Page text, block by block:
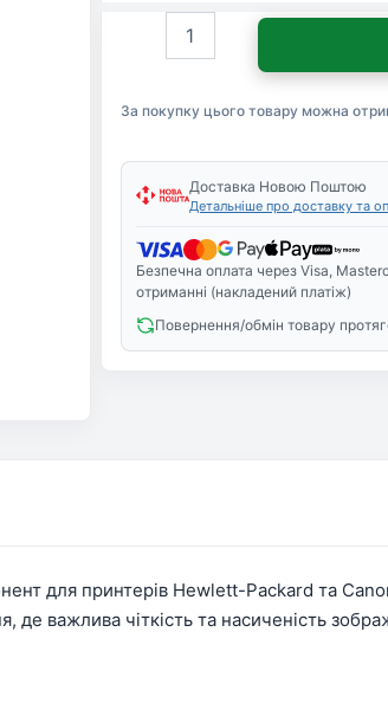
За покупку цього товару можна
LJ1160/1320/P2015
(DAD-
кількість
Доставка Новою Поштою
Детальніше про доставку та
Безпечна оплата через Visa,
отриманні (накладений платіж)
Повернення/обмін товару
для принтерів Hewlett-Packard та
де важлива чіткість та насиченість